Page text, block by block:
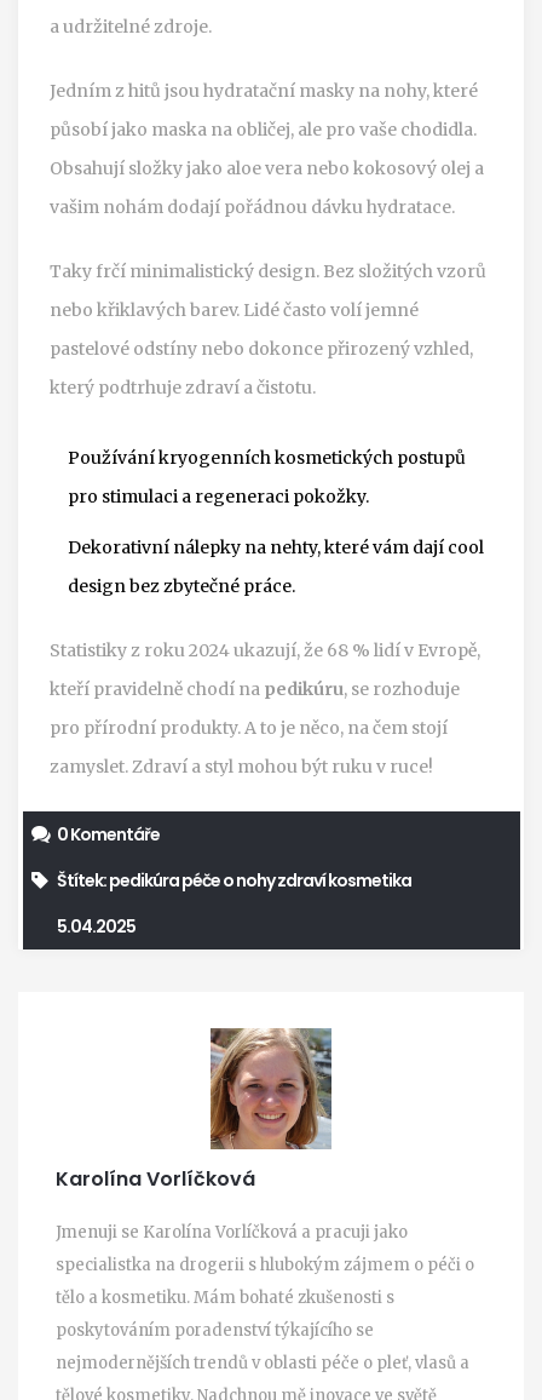
a udržitelné zdroje.
Jedním z hitů jsou hydratační masky na nohy, které
působí jako maska na obličej, ale pro vaše chodidla.
Obsahují složky jako aloe vera nebo kokosový olej a
vašim nohám dodají pořádnou dávku hydratace.
Taky frčí minimalistický design. Bez složitých vzorů
nebo křiklavých barev. Lidé často volí jemné
pastelové odstíny nebo dokonce přirozený vzhled,
který podtrhuje zdraví a čistotu.
Používání kryogenních kosmetických postupů
pro stimulaci a regeneraci pokožky.
Dekorativní nálepky na nehty, které vám dají cool
design bez zbytečné práce.
Statistiky z roku 2024 ukazují, že 68 % lidí v Evropě,
kteří pravidelně chodí na pedikúru, se rozhoduje
pro přírodní produkty. A to je něco, na čem stojí
zamyslet. Zdraví a styl mohou být ruku v ruce!
0 Komentáře
Štítek:pedikúrapéče o nohyzdravíkosmetika
5.04.2025
Karolína Vorlíčková
Jmenuji se Karolína Vorlíčková a pracuji jako
specialistka na drogerii s hlubokým zájmem o péči o
tělo a kosmetiku. Mám bohaté zkušenosti s
poskytováním poradenství týkajícího se
nejmodernějších trendů v oblasti péče o pleť, vlasů a
tělové kosmetiky. Nadchnou mě inovace ve světě